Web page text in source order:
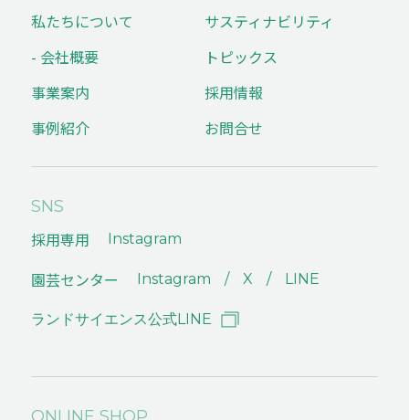
私たちについて
- 会社概要
事業案内
事例紹介
サスティナビリティ
トピックス
採用情報
お問合せ
SNS
採用専用 Instagram
園芸センター Instagram X LINE
ランドサイエンス公式LINE